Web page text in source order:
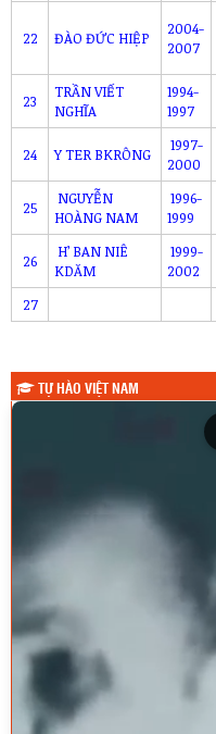
22 ĐÀO ĐỨC HIỆP
2004-
2007
23
TRẦN VIẾT
NGHĨA
1994-
1997
24 Y TER BKRÔNG
1997-
2000
25
NGUYỄN
HOÀNG NAM
1996-
1999
26
H’ BAN NIÊ
KDĂM
1999-
2002
27
TỰ HÀO VIỆT NAM